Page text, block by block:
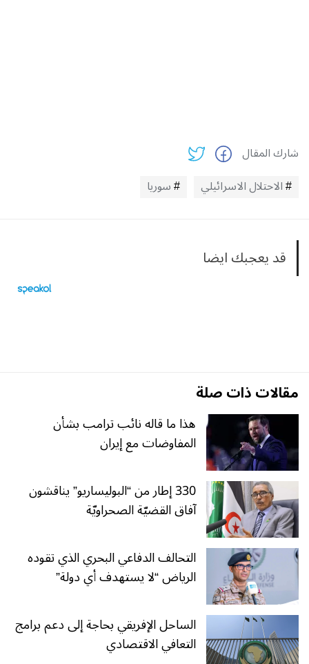
شارك المقال
الاحتلال الاسرائيلي
سوريا
قد يعجبك ايضا
مقالات ذات صلة
هذا ما قاله نائب ترامب بشأن
المفاوضات مع إيران
330 إطار من “البوليساريو” يناقشون
آفاق القضيّة الصحراويّة
التحالف الدفاعي البحري الذي تقوده
الرياض “لا يستهدف أي دولة”
الساحل الإفريقي بحاجة إلى دعم برامج
التعافي الاقتصادي